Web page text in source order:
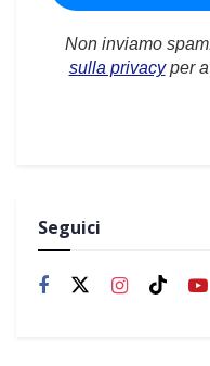
Non inviamo
sulla privacyper
Seguici